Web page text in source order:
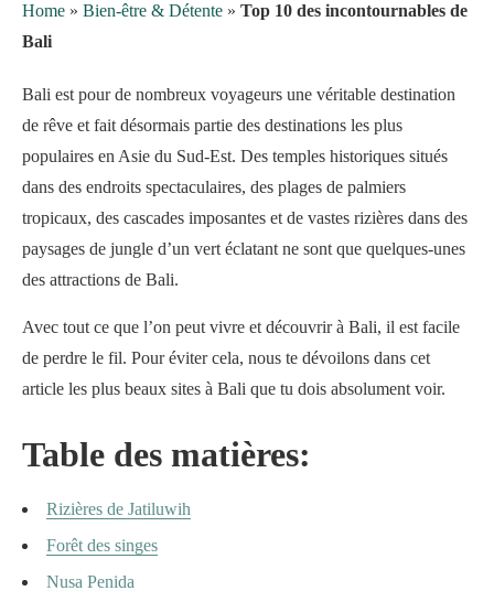
Home » Bien-être & Détente » Top 10 des incontournables de
Bali
Bali est pour de nombreux voyageurs une véritable destination
de rêve et fait désormais partie des destinations les plus
populaires en Asie du Sud-Est. Des temples historiques situés
dans des endroits spectaculaires, des plages de palmiers
tropicaux, des cascades imposantes et de vastes rizières dans des
paysages de jungle d’un vert éclatant ne sont que quelques-unes
des attractions de Bali.
Avec tout ce que l’on peut vivre et découvrir à Bali, il est facile
de perdre le fil. Pour éviter cela, nous te dévoilons dans cet
article les plus beaux sites à Bali que tu dois absolument voir.
Table des matières:
Rizières de Jatiluwih
Forêt des singes
Nusa Penida